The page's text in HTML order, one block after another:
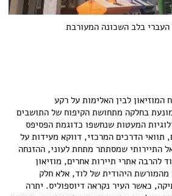
העברי בלב השכונה המעורבת
המוזיאון לבין האלימות על רקע
בחלקה מתחושת הקיפוח של התושבים
המעטות שנחשפו כדוגמת הפסיפס
תוואי הדרכים המרכזי, דווקא מעידות על
התיירותי שמסתתר מתחת לעוני, ההזנחה
להרבה אתרי תיירות אחרים, מוזיאון
מהמורשת היהודית של לוד, אלא חלק
כאשר העיר נקראה דיוספוליס. יתרה